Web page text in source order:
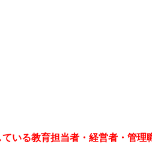
いる教育担当者・経営者・管